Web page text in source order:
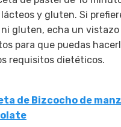
y gluten. Si
gluten, echa un
para que puedas
requisitos dietéticos.
de Bizcocho de